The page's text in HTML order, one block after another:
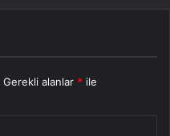
Gerekli alanlar * ile